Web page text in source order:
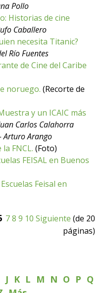
Pollo
Historias de cine
Caballero
necesita Titanic?
Río Fuentes
de Cine del Caribe
noruego. (Recorte de
y un ICAIC más
Carlos Calahorra
Arturo Arango
FNCL. (Foto)
FEISAL en Buenos
Feisal en
78 9 10 Siguiente (de 20
páginas)
J K L M N O P Q